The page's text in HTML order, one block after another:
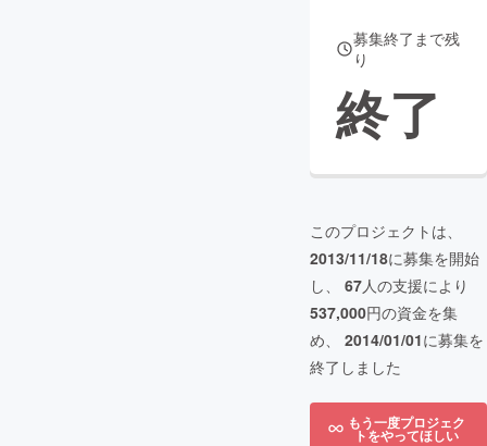
募集終了まで残
り
終了
このプロジェクトは、
2013/11/18に募集を開始
し、 67人の支援により
537,000円の資金を集
め、 2014/01/01に募集を
終了しました
もう一度プロジェク
トをやってほしい